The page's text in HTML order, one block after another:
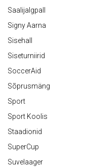
Saalijalgpall
Signy Aarna
Sisehall
Siseturniirid
SoccerAid
Sõprusmäng
Sport
Sport Koolis
Staadionid
SuperCup
Suvelaager